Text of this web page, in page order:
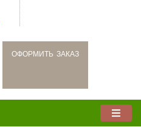
oформить заказ